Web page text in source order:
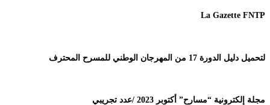
La Gazette FNTP
لتحميل دليل الدورة 17 من المهرجان الوطني للمسرح المحترف
مجلة إلكترونية “مسارح” أكتوبر 2023 /عدد تجريبي